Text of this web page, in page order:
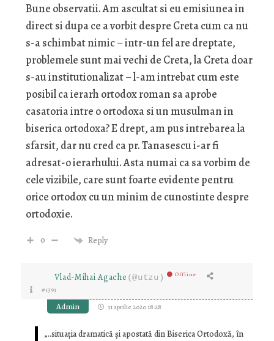
Bune observatii. Am ascultat si eu emisiunea in
direct si dupa ce a vorbit despre Creta cum ca nu
s-a schimbat nimic – intr-un fel are dreptate,
problemele sunt mai vechi de Creta, la Creta doar
s-au institutionalizat – l-am intrebat cum este
posibil ca ierarh ortodox roman sa aprobe
casatoria intre o ortodoxa si un musulman in
biserica ortodoxa? E drept, am pus intrebarea la
sfarsit, dar nu cred ca pr. Tanasescu i-ar fi
adresat-o ierarhului. Asta numai ca sa vorbim de
cele vizibile, care sunt foarte evidente pentru
orice ortodox cu un minim de cunostinte despre
ortodoxie.
0 Reply
Vlad-Mihai Agache (@utzu) Offline
#1391
Admin 11 aprilie 2020 18:28
„..situația dramatică și apostată din Biserica Ortodoxă, în